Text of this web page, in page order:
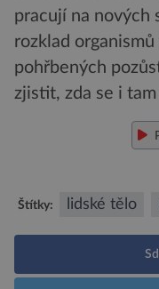
pracují na nových
rozklad
pohřbených
zjistit, zda se i
Štítky: lidské tělo